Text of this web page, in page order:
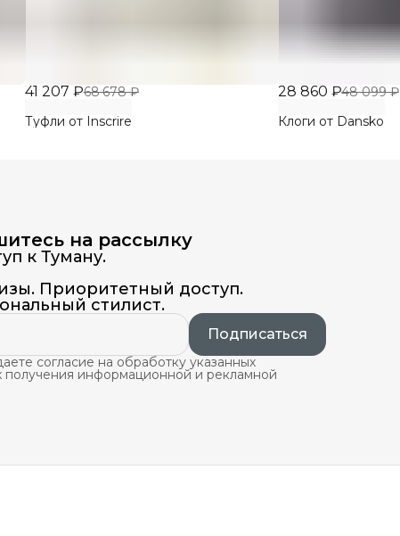
41 207 ₽68 678 ₽
Туфли от Inscrire
28 860 ₽48 099 ₽
Клоги от Dansko
на рассылку
к Туману.
Приоритетный доступ.
стилист.
Подписаться
согласие на обработку указанных
получения информационной и рекламной